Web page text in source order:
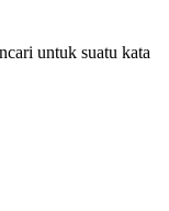
untuk suatu kata